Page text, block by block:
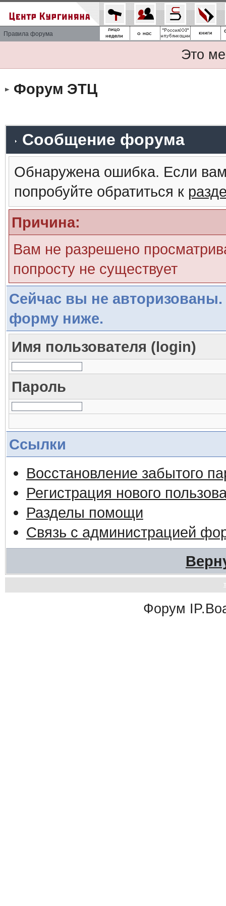
Правила форума
Это
Форум ЭТЦ
Сообщение форума
Обнаружена ошибка. Если
попробуйте обратиться к
Причина:
Вам не разрешено
попросту не существует
Сейчас вы не авторизованы.
форму ниже.
Имя пользователя (login)
Пароль
Ссылки
Восстановление забытого
Регистрация нового
Разделы помощи
Связь с администрацией
Форум